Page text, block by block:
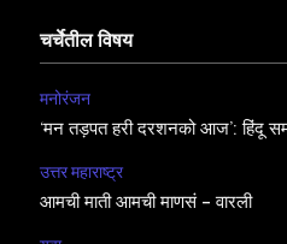
चर्चेतील विषय
मनोरंजन
‘मन तड़पत हरी दरशनको आज’: हिंदू
उत्तर महाराष्ट्र
आमची माती आमची माणसं – वारली